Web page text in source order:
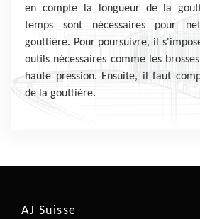
en compte la longueur de la
temps sont nécessaires pour
gouttière. Pour poursuivre, il
outils nécessaires comme les
haute pression. Ensuite, il faut
de la gouttière.
AJ Suisse